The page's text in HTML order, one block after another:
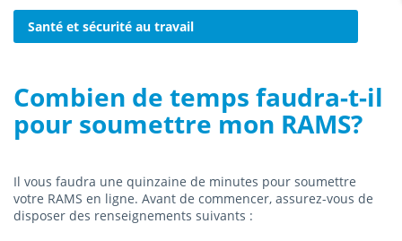
Santé et sécurité au travail
Combien de temps faudra-t-il
pour soumettre mon RAMS?
Il vous faudra une quinzaine de minutes pour soumettre
votre RAMS en ligne. Avant de commencer, assurez-vous de
disposer des renseignements suivants :